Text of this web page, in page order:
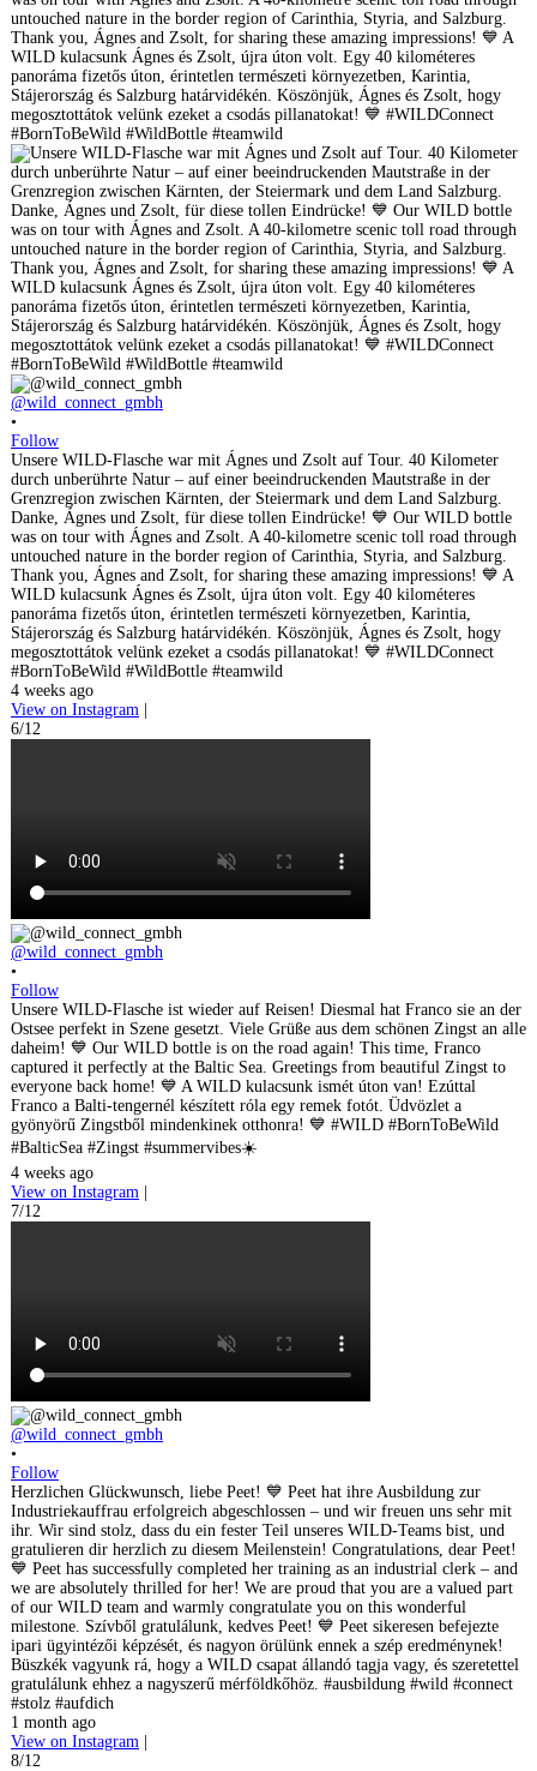
@wild_connect_gmbh
•
Follow
Unsere WILD-Flasche war mit Ágnes und Zsolt auf Tour. 40 Kilometer
durch unberührte Natur – auf einer beeindruckenden Mautstraße in der
Grenzregion zwischen Kärnten, der Steiermark und dem Land Salzburg.
Danke, Ágnes und Zsolt, für diese tollen Eindrücke! 💙 Our WILD bottle
was on tour with Ágnes and Zsolt. A 40-kilometre scenic toll road through
untouched nature in the border region of Carinthia, Styria, and Salzburg.
Thank you, Ágnes and Zsolt, for sharing these amazing impressions! 💙 A
WILD kulacsunk Ágnes és Zsolt, újra úton volt. Egy 40 kilométeres
panoráma fizetős úton, érintetlen természeti környezetben, Karintia,
Stájerország és Salzburg határvidékén. Köszönjük, Ágnes és Zsolt, hogy
megosztottátok velünk ezeket a csodás pillanatokat! 💙 #WILDConnect
#BornToBeWild #WildBottle #teamwild
4 weeks ago
View on Instagram |
6/12
@wild_connect_gmbh
•
Follow
Unsere WILD-Flasche ist wieder auf Reisen! Diesmal hat Franco sie an der
Ostsee perfekt in Szene gesetzt. Viele Grüße aus dem schönen Zingst an alle
daheim! 💙 Our WILD bottle is on the road again! This time, Franco
captured it perfectly at the Baltic Sea. Greetings from beautiful Zingst to
everyone back home! 💙 A WILD kulacsunk ismét úton van! Ezúttal
Franco a Balti-tengernél készített róla egy remek fotót. Üdvözlet a
gyönyörű Zingstből mindenkinek otthonra! 💙 #WILD #BornToBeWild
#BalticSea #Zingst #summervibes☀️
4 weeks ago
View on Instagram |
7/12
@wild_connect_gmbh
•
Follow
Herzlichen Glückwunsch, liebe Peet! 💙 Peet hat ihre Ausbildung zur
Industriekauffrau erfolgreich abgeschlossen – und wir freuen uns sehr mit
ihr. Wir sind stolz, dass du ein fester Teil unseres WILD-Teams bist, und
gratulieren dir herzlich zu diesem Meilenstein! Congratulations, dear Peet!
💙 Peet has successfully completed her training as an industrial clerk – and
we are absolutely thrilled for her! We are proud that you are a valued part
of our WILD team and warmly congratulate you on this wonderful
milestone. Szívből gratulálunk, kedves Peet! 💙 Peet sikeresen befejezte
ipari ügyintézői képzését, és nagyon örülünk ennek a szép eredménynek!
Büszkék vagyunk rá, hogy a WILD csapat állandó tagja vagy, és szeretettel
gratulálunk ehhez a nagyszerű mérföldkőhöz. #ausbildung #wild #connect
#stolz #aufdich
1 month ago
View on Instagram |
8/12